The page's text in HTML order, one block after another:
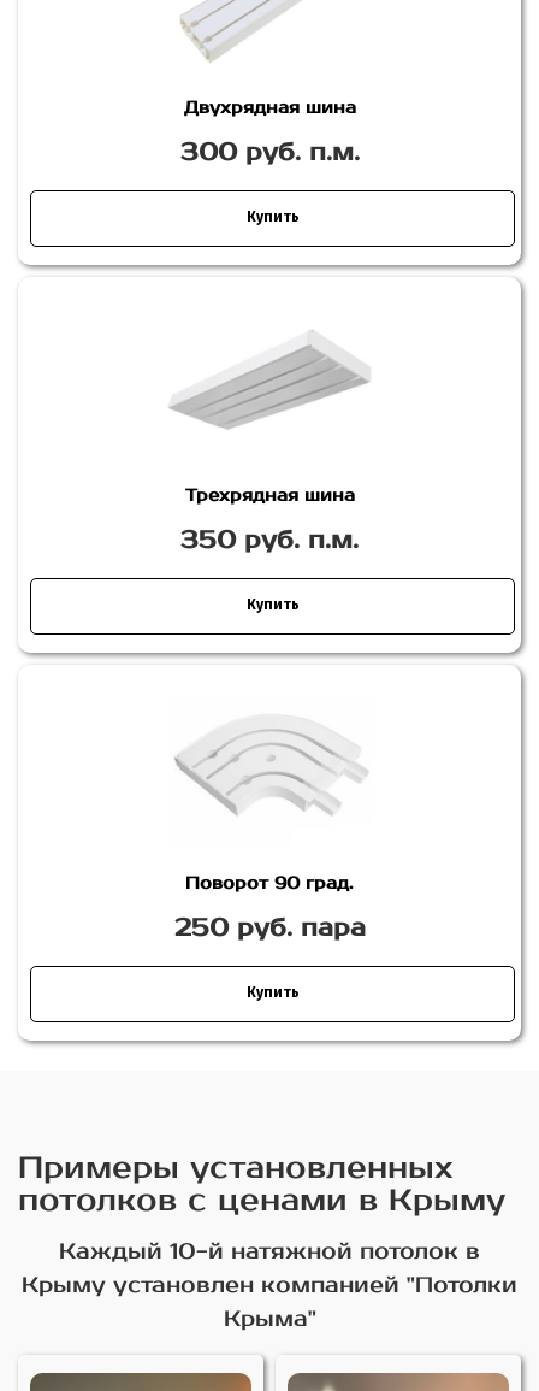
Двухрядная шина
300 руб. п.м.
Купить
Трехрядная шина
350 руб. п.м.
Купить
Поворот 90 град.
250 руб. пара
Купить
Примеры установленных
потолков с ценами в Крыму
Каждый 10-й натяжной потолок в
Крыму установлен компанией "Потолки
Крыма"